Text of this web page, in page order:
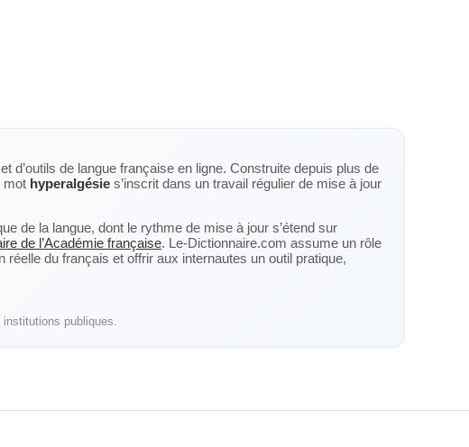
d’outils de langue française en ligne. Construite depuis plus de
mot hyperalgésie s’inscrit dans un travail régulier de mise à jour
de la langue, dont le rythme de mise à jour s’étend sur
de l’Académie française. Le-Dictionnaire.com assume un rôle
du français et offrir aux internautes un outil pratique,
publiques.